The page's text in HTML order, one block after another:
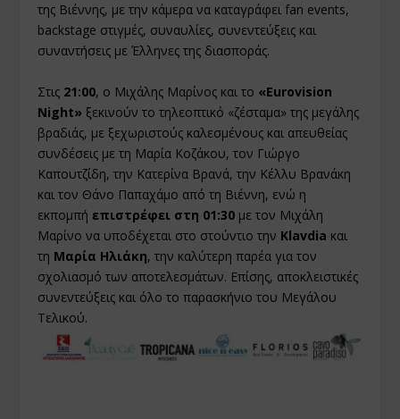
της Βιέννης, με την κάμερα να καταγράφει fan events,
backstage στιγμές, συναυλίες, συνεντεύξεις και
συναντήσεις με Έλληνες της διασποράς.
Στις 21:00, ο Μιχάλης Μαρίνος και το «Eurovision
Night» ξεκινούν το τηλεοπτικό «ζέσταμα» της μεγάλης
βραδιάς, με ξεχωριστούς καλεσμένους και απευθείας
συνδέσεις με τη Μαρία Κοζάκου, τον Γιώργο
Καπουτζίδη, την Κατερίνα Βρανά, την Κέλλυ Βρανάκη
και τον Θάνο Παπαχάμο από τη Βιέννη, ενώ η
εκπομπήεπιστρέφει στη 01:30 με τον Μιχάλη
Μαρίνο να υποδέχεται στο στούντιο την Klavdia και
τη Μαρία Ηλιάκη, την καλύτερη παρέα για τον
σχολιασμό των αποτελεσμάτων. Επίσης, αποκλειστικές
συνεντεύξεις και όλο το παρασκήνιο του Μεγάλου
Τελικού.